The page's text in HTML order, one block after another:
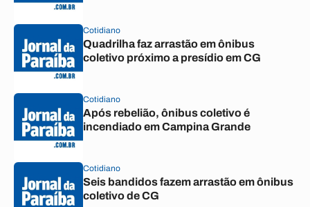
Cotidiano
Quadrilha faz arrastão em ônibus
coletivo próximo a presídio em CG
Cotidiano
Após rebelião, ônibus coletivo é
incendiado em Campina Grande
Cotidiano
Seis bandidos fazem arrastão em ônibus
coletivo de CG